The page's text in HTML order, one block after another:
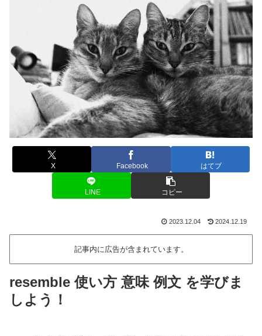
X Facebook はてブ
LINE コピー
2023.12.04 2024.12.19
記事内に広告が含まれています。
resemble 使い方 意味 例文 を学びま
しよう！